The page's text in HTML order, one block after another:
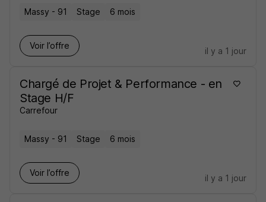
Massy - 91 Stage 6 mois
Voir l’offre
il y a 1 jour
Chargé de Projet & Performance - en
Stage H/F
Carrefour
Massy - 91 Stage 6 mois
Voir l’offre
il y a 1 jour